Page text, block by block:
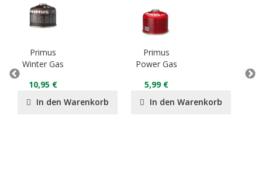
Primus
Winter Gas
10,95 €
In den Warenkorb
Primus
Power Gas
5,99 €
In den Warenkorb